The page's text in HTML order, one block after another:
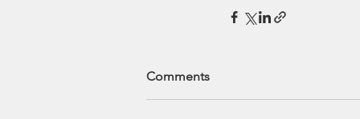
Comments